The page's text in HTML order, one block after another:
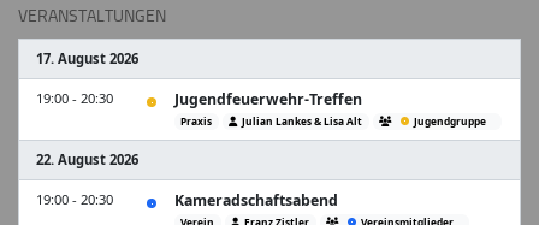
VERANSTALTUNGEN